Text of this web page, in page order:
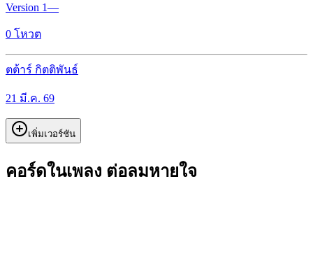
Version 1—
0 โหวต
ตต้าร์ กิตติพันธ์
21 มี.ค. 69
เพิ่มเวอร์ชัน
คอร์ดในเพลง ต่อลมหายใจ